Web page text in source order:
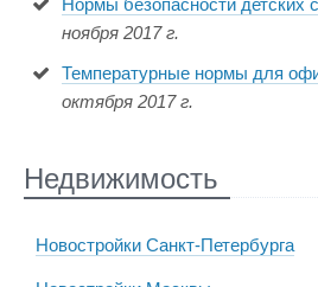
ноября 2017 г.
Температурные нормы для
октября 2017 г.
Недвижимость
Новостройки Санкт-Петербурга